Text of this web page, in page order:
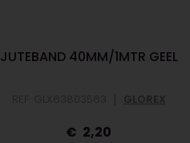
JUTEBAND 40MM/1MTR GEEL
| GLOREX
2,20